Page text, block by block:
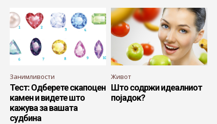
Занимливости
Тест: Одберете скапоцен
камен и видете што
кажува за вашата
судбина
Живот
Што содржи идеалниот
појадок?